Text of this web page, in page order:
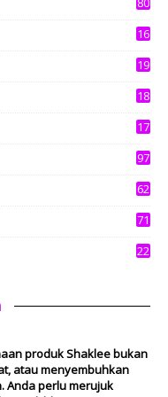
dan Penyampaian
16
19
18
17
97
62
71
22
produk Shaklee bukan
atau menyembuhkan
Anda perlu merujuk